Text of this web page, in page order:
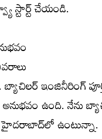
స్టార్ట్ చేయండి.
ఇంజినీరింగ్
ఉంది. నేను
హైదరాబాద్‌లో ఉంటున్నా.